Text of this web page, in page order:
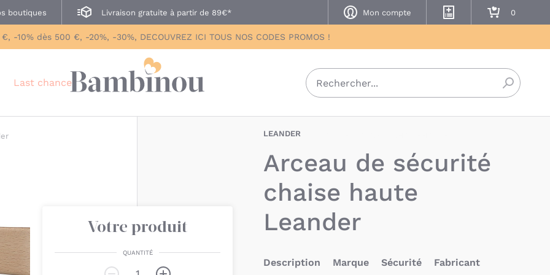
boutiques Livraison gratuite à partir de 89€* Mon compte
Mes listes de naissance
Mon panier
-10% dès 500 €, -20%, -30%, DECOUVREZ ICI TOUS NOS CODES PROMOS !
Last chance
LEANDER
Arceau de sécurité
chaise haute
Leander
Votre produit
QUANTITÉ
Description Marque Sécurité Fabricant